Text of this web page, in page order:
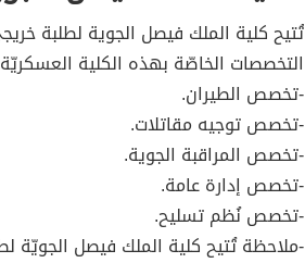
تُتيح كلية الملك فيصل الجوية لطلبة
التخصصات الخاصّة بهذه الكلية
-تخصص الطيران.
-تخصص توجيه مقاتلات.
-تخصص المراقبة الجوية.
-تخصص إدارة عامة.
-تخصص نُظم تسليح.
-ملاحظة تُتيح كلية الملك فيصل الجويّة